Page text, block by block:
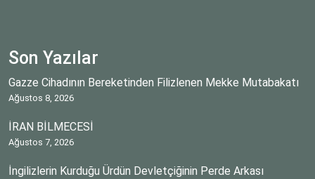
Son Yazılar
Gazze Cihadının Bereketinden Filizlenen Mekke Mutabakatı
Ağustos 8, 2026
İRAN BİLMECESİ
Ağustos 7, 2026
İngilizlerin Kurduğu Ürdün Devletçiğinin Perde Arkası